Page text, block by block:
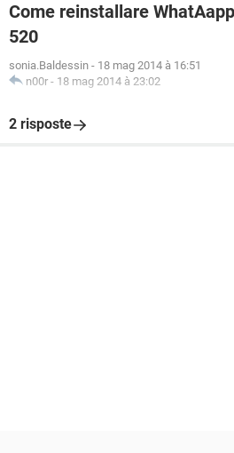
Come reinstallare
520
sonia.Baldessin - 18 mag 2014 à 16:51
n00r - 18 mag 2014 à 23:02
2 risposte